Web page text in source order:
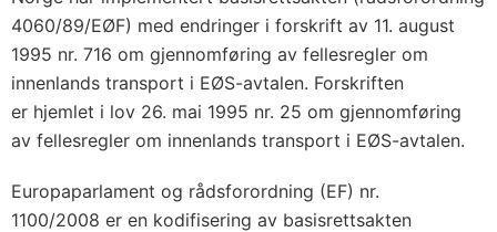
4060/89/EØF) med endringer i forskrift av 11. august
1995 nr. 716 om gjennomføring av fellesregler om
innenlands transport i EØS-avtalen. Forskriften
er hjemlet i lov 26. mai 1995 nr. 25 om gjennomføring
av fellesregler om innenlands transport i EØS-avtalen.
Europaparlament og rådsforordning (EF) nr.
1100/2008 er en kodifisering av basisrettsakten